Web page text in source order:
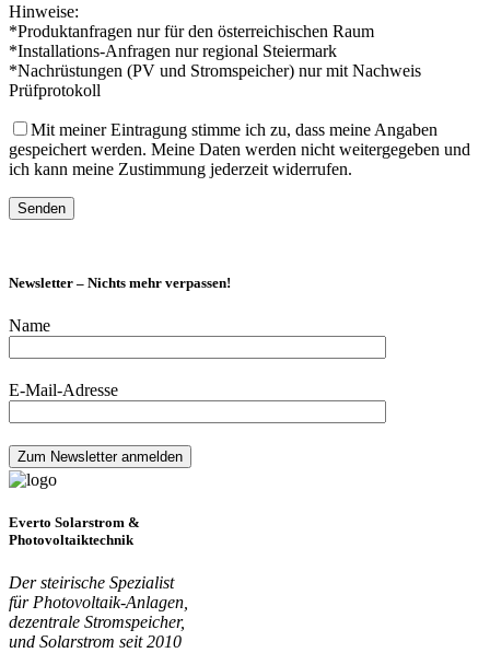
Hinweise:
*Produktanfragen nur für den österreichischen Raum
*Installations-Anfragen nur regional Steiermark
*Nachrüstungen (PV und Stromspeicher) nur mit Nachweis
Prüfprotokoll
Mit meiner Eintragung stimme ich zu, dass meine Angaben
gespeichert werden. Meine Daten werden nicht weitergegeben und
ich kann meine Zustimmung jederzeit widerrufen.
Newsletter – Nichts mehr verpassen!
Name
E-Mail-Adresse
Everto Solarstrom &
Photovoltaiktechnik
Der steirische Spezialist
für Photovoltaik-Anlagen,
dezentrale Stromspeicher,
und Solarstrom seit 2010